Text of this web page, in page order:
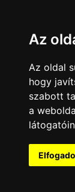
Az
Az oldal
hogy
szabott
a
CSŐPOLC
ELEMEK
IDOMOK
CSŐPOLCHOZ
CSÖVEK
POLCHOZ
belépés